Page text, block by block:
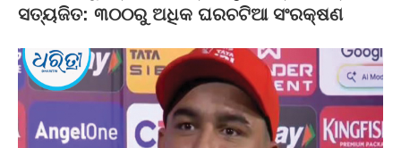
ସତ୍ୟଜିତ: ୩୦୦ରୁ ଅଧିକ ଘରଚଟିଆ ସଂରକ୍ଷଣ